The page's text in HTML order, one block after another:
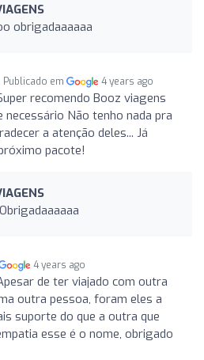
obrigadaaaaaa
Publicado em 4 years ago
recomendo Booz viagens
Não tenho nada pra
a atenção deles... Já
pacote!
4 years ago
de ter viajado com outra
outra pessoa, foram eles a
suporte do que a outra que
esse é o nome, obrigado